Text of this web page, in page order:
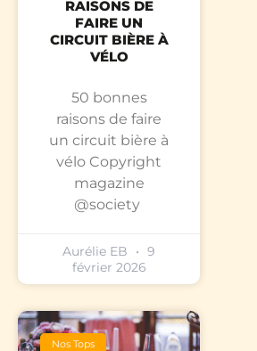
RAISONS DE
FAIRE UN
CIRCUIT BIÈRE À
VÉLO
50 bonnes
raisons de faire
un circuit bière à
vélo Copyright
magazine
@society
Aurélie EB
9
février 2026
Nos Tops